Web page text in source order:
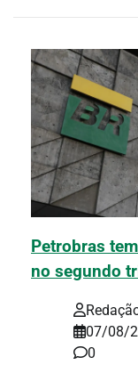
Petrobras
no segundo
07/08/
0